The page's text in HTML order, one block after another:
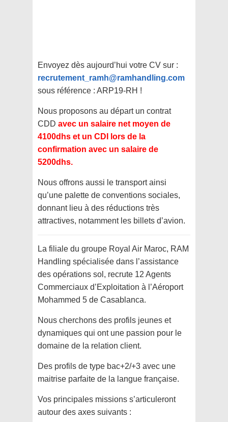
Envoyez dès aujourd’hui votre CV sur :
recrutement_ramh@ramhandling.com
sous référence : ARP19-RH !
Nous proposons au départ un contrat
CDD avec un salaire net moyen de
4100dhs et un CDI lors de la
confirmation avec un salaire de
5200dhs.
Nous offrons aussi le transport ainsi
qu’une palette de conventions sociales,
donnant lieu à des réductions très
attractives, notamment les billets d’avion.
La filiale du groupe Royal Air Maroc, RAM
Handling spécialisée dans l’assistance
des opérations sol, recrute 12 Agents
Commerciaux d’Exploitation à l’Aéroport
Mohammed 5 de Casablanca.
Nous cherchons des profils jeunes et
dynamiques qui ont une passion pour le
domaine de la relation client.
Des profils de type bac+2/+3 avec une
maitrise parfaite de la langue française.
Vos principales missions s’articuleront
autour des axes suivants :